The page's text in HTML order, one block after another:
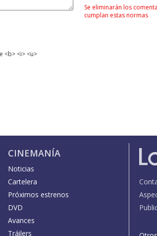
Se eliminarán los
cumplan estas normas
<b> <i> <u>
CINEMANÍA
Noticias
Cartelera
Próximos estrenos
DVD
Avances
Tráilers